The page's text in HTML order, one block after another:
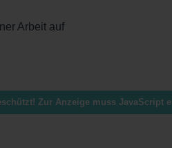
Arbeit auf
Zur Anzeige muss JavaScript